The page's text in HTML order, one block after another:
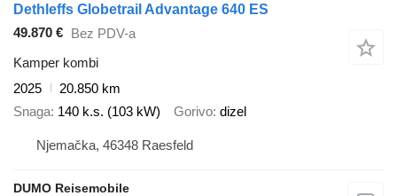
Dethleffs Globetrail Advantage 640 ES
49.870 € Bez PDV-a
Kamper kombi
2025
20.850 km
Snaga 140 k.s. (103 kW) Gorivo dizel
Njemačka, 46348 Raesfeld
DUMO Reisemobile